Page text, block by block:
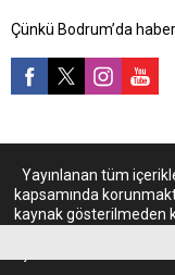
Çünkü Bodrum’da
Yayınlanan tüm
kapsamında
kaynak gösterilmeden
yorumların hukuki
içerikler